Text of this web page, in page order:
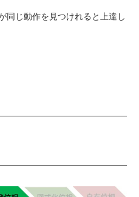
同じ動作を見つけれると上達し